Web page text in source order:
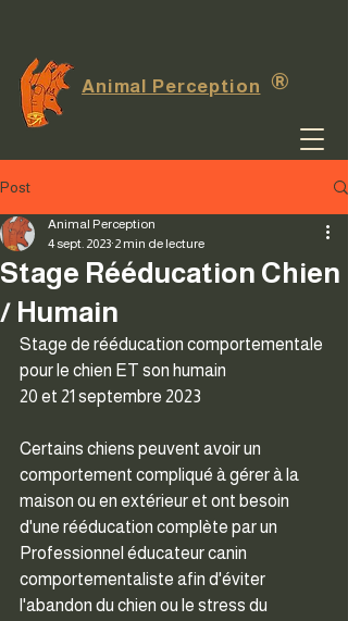
Animal Perception ®
Post
Stage Rééducation Chien
/ Humain
Animal Perception
4 sept. 2023 2 min de lecture
Stage de rééducation comportementale
pour le chien ET son humain
20 et 21 septembre 2023
Certains chiens peuvent avoir un
comportement compliqué à gérer à la
maison ou en extérieur et ont besoin
d'une rééducation complète par un
Professionnel éducateur canin
comportementaliste afin d'éviter
l'abandon du chien ou le stress du